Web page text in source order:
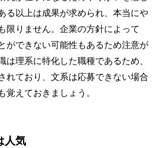
る以上は成果が求められ、本当にや
限りません。企業の方針によって
ができない可能性もあるため注意が
は理系に特化した職種であるため、
れており、文系は応募できない場合
覚えておきましょう。
人気